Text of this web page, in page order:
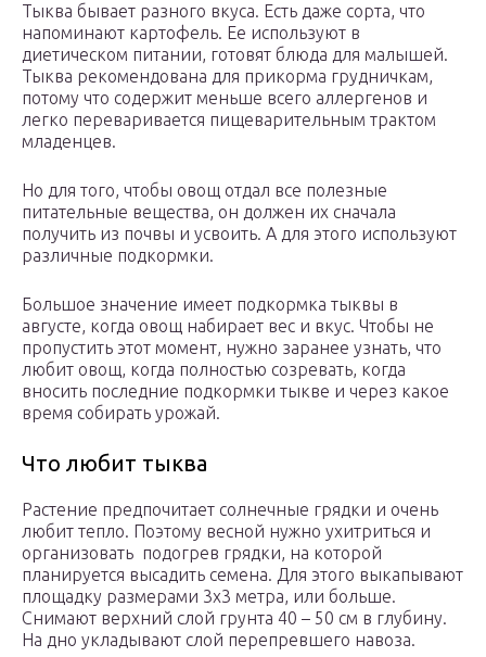
Тыква бывает разного вкуса. Есть даже сорта, что
напоминают картофель. Ее используют в
диетическом питании, готовят блюда для малышей.
Тыква рекомендована для прикорма грудничкам,
потому что содержит меньше всего аллергенов и
легко переваривается пищеварительным трактом
младенцев.
Но для того, чтобы овощ отдал все полезные
питательные вещества, он должен их сначала
получить из почвы и усвоить. А для этого используют
различные подкормки.
Большое значение имеет подкормка тыквы в
августе, когда овощ набирает вес и вкус. Чтобы не
пропустить этот момент, нужно заранее узнать, что
любит овощ, когда полностью созревать, когда
вносить последние подкормки тыкве и через какое
время собирать урожай.
Что любит тыква
Растение предпочитает солнечные грядки и очень
любит тепло. Поэтому весной нужно ухитриться и
организовать подогрев грядки, на которой
планируется высадить семена. Для этого выкапывают
площадку размерами 3х3 метра, или больше.
Снимают верхний слой грунта 40 – 50 см в глубину.
На дно укладывают слой перепревшего навоза.